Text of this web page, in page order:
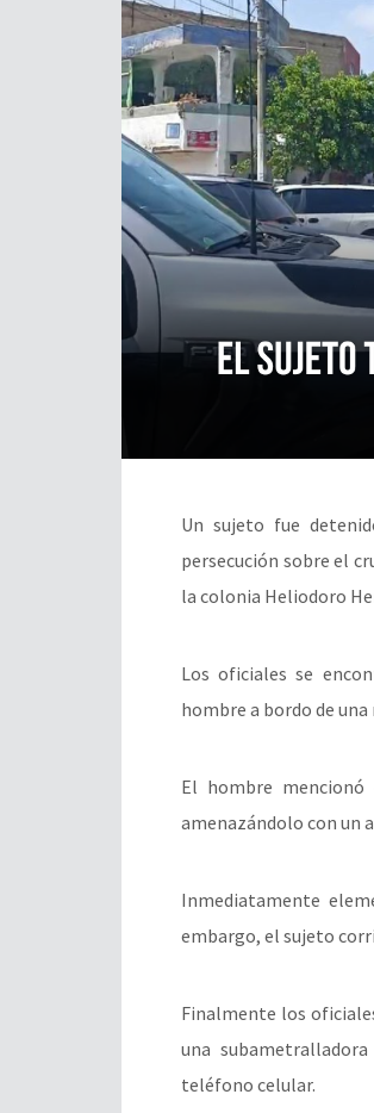
Un sujeto fue
persecución sobre el
la colonia Heliodoro
Los oficiales se
hombre a bordo de
El hombre mencionó
amenazándolo con un
Inmediatamente
embargo, el sujeto
Finalmente los
una
teléfono celular.